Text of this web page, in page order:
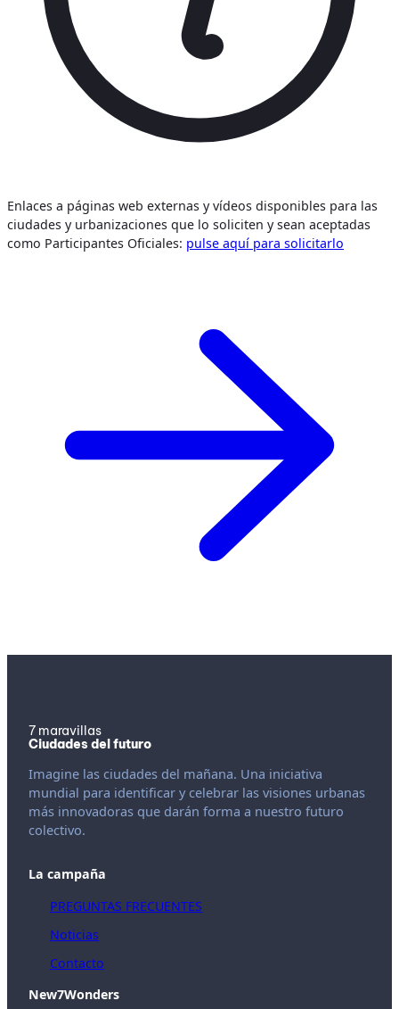
Enlaces a páginas web externas y vídeos disponibles para las
ciudades y urbanizaciones que lo soliciten y sean aceptadas
como Participantes Oficiales: pulse aquí para solicitarlo
7 maravillas
Ciudades del futuro
Imagine las ciudades del mañana. Una iniciativa
mundial para identificar y celebrar las visiones urbanas
más innovadoras que darán forma a nuestro futuro
colectivo.
La campaña
PREGUNTAS FRECUENTES
Noticias
Contacto
New7Wonders